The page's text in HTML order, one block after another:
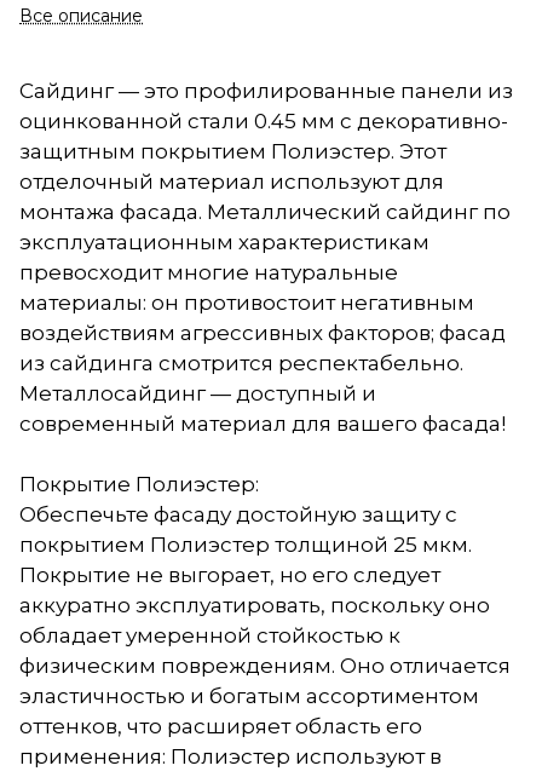
Все описание
Сайдинг — это профилированные панели из
оцинкованной стали 0.45 мм с декоративно-
защитным покрытием Полиэстер. Этот
отделочный материал используют для
монтажа фасада. Металлический сайдинг по
эксплуатационным характеристикам
превосходит многие натуральные
материалы: он противостоит негативным
воздействиям агрессивных факторов; фасад
из сайдинга смотрится респектабельно.
Металлосайдинг — доступный и
современный материал для вашего фасада!
Покрытие Полиэстер:
Обеспечьте фасаду достойную защиту с
покрытием Полиэстер толщиной 25 мкм.
Покрытие не выгорает, но его следует
аккуратно эксплуатировать, поскольку оно
обладает умеренной стойкостью к
физическим повреждениям. Оно отличается
эластичностью и богатым ассортиментом
оттенков, что расширяет область его
применения: Полиэстер используют в